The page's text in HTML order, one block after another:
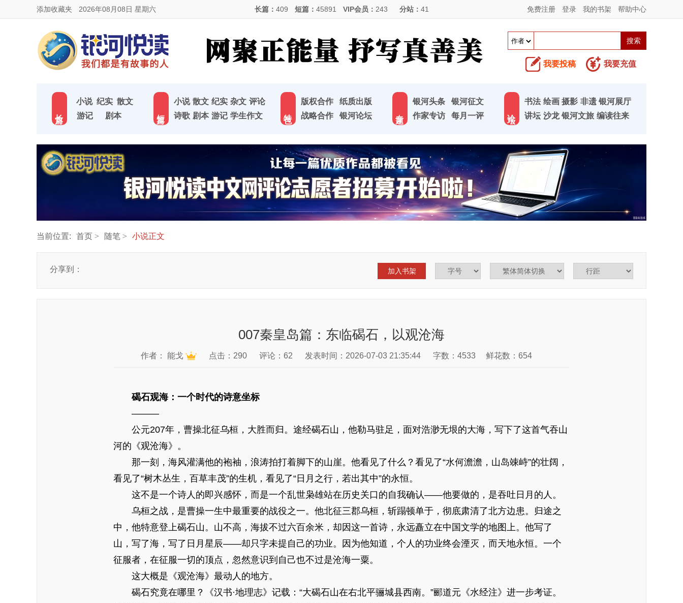
添加收藏夹 2026年08月08日 星期六 长篇： 409 短篇： 45891 VIP会员： 243 分站： 41 免费注册 登录 我的书架 帮助中心
我要投稿 我要充值
小说 纪实 散文
游记
剧本
小说 散文 纪实 杂文 评论
诗歌 剧本 游记 学生作文
版权合作
纸质出版
战略合作
银河论坛
银河头条
银河征文
作家专访
每月一评
书法 绘画 摄影 非遗 银河展厅
讲坛 沙龙 银河文旅 编读往来
当前位置: 首页 随笔 小说正文
分享到： 加入书架
007秦皇岛篇：东临碣石，以观沧海
作者： 能戈 点击：290 评论：62 发表时间：2026-07-03 21:35:44 字数：4533 鲜花数：654
碣石观海：一个时代的诗意坐标
———
公元207年，曹操北征乌桓，大胜而归。途经碣石山，他勒马驻足，面对浩渺无垠的大海，写下了这首气吞山
河的《观沧海》。
那一刻，海风灌满他的袍袖，浪涛拍打着脚下的山崖。他看见了什么？看见了“水何澹澹，山岛竦峙”的壮阔，
看见了“树木丛生，百草丰茂”的生机，看见了“日月之行，若出其中”的永恒。
这不是一个诗人的即兴感怀，而是一个乱世枭雄站在历史关口的自我确认——他要做的，是吞吐日月的人。
乌桓之战，是曹操一生中最重要的战役之一。他北征三郡乌桓，斩蹋顿单于，彻底肃清了北方边患。归途之
中，他特意登上碣石山。山不高，海拔不过六百余米，却因这一首诗，永远矗立在中国文学的地图上。他写了
山，写了海，写了日月星辰——却只字未提自己的功业。因为他知道，个人的功业终会湮灭，而天地永恒。一个
征服者，在征服一切的顶点，忽然意识到自己也不过是沧海一粟。
这大概是《观沧海》最动人的地方。
碣石究竟在哪里？《汉书·地理志》记载：“大碣石山在右北平骊城县西南。”郦道元《水经注》进一步考证。